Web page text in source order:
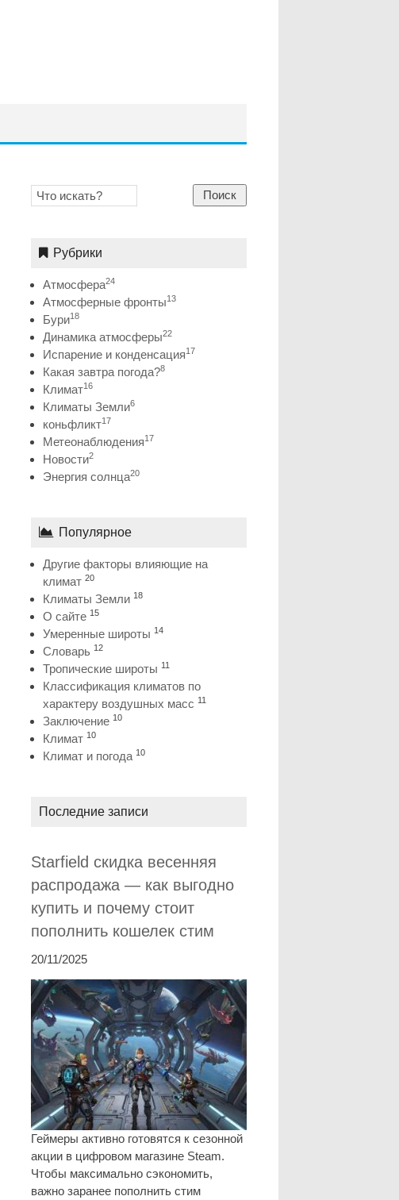
Поиск
Рубрики
Атмосфера24
Атмосферные фронты13
Бури18
Динамика атмосферы22
Испарение и конденсация17
Какая завтра погода?8
Климат16
Климаты Земли6
коньфликт17
Метеонаблюдения17
Новости2
Энергия солнца20
Популярное
Другие факторы влияющие на
климат 20
Климаты Земли 18
О сайте 15
Умеренные широты 14
Словарь 12
Тропические широты 11
Классификация климатов по
характеру воздушных масс 11
Заключение 10
Климат 10
Климат и погода 10
Последние записи
Starfield скидка весенняя
распродажа — как выгодно
купить и почему стоит
пополнить кошелек стим
20/11/2025
Геймеры активно готовятся к сезонной
акции в цифровом магазине Steam.
Чтобы максимально сэкономить,
важно заранее пополнить стим